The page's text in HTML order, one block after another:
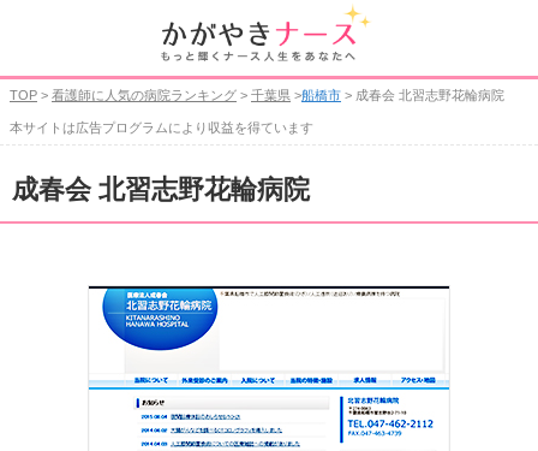
TOP > 看護師に人気の病院ランキング > 千葉県 >船橋市 > 成春会 北習志野花輪病院
本サイトは広告プログラムにより収益を得ています
成春会 北習志野花輪病院